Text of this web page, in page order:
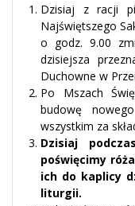
Dzisiaj z racji
Najświętszego
o godz. 9.00
dzisiejsza
Duchowne w
Po Mszach
budowę
wszystkim za
Dzisiaj
poświęcimy
ich do kaplicy
liturgii.